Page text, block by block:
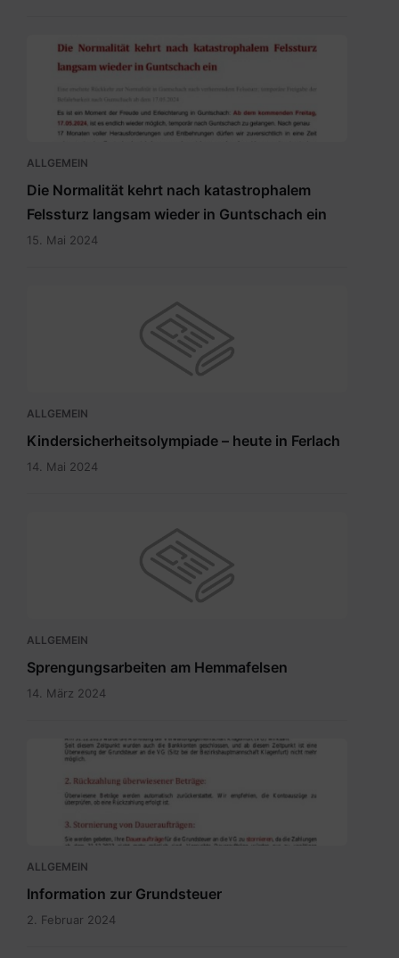
20240515
Newsletter
Befahrbarkeit
15.5.2024.pdf
ALLGEMEIN
Die Normalität kehrt nach katastrophalem
Felssturz langsam wieder in Guntschach ein
15. Mai 2024
ALLGEMEIN
Kindersicherheitsolympiade – heute in Ferlach
14. Mai 2024
ALLGEMEIN
Sprengungsarbeiten am Hemmafelsen
14. März 2024
Grundsteuer
ALLGEMEIN
Information zur Grundsteuer
2. Februar 2024